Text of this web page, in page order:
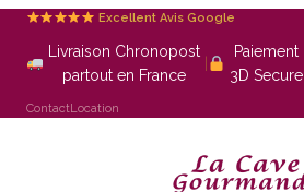
Excellent Avis Google
Livraison Chronopost
partout en France
Paiement
3D Secure
ContactLocation